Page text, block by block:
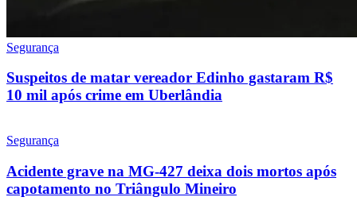
Segurança
Suspeitos de matar vereador Edinho gastaram R$
10 mil após crime em Uberlândia
Segurança
Acidente grave na MG-427 deixa dois mortos após
capotamento no Triângulo Mineiro